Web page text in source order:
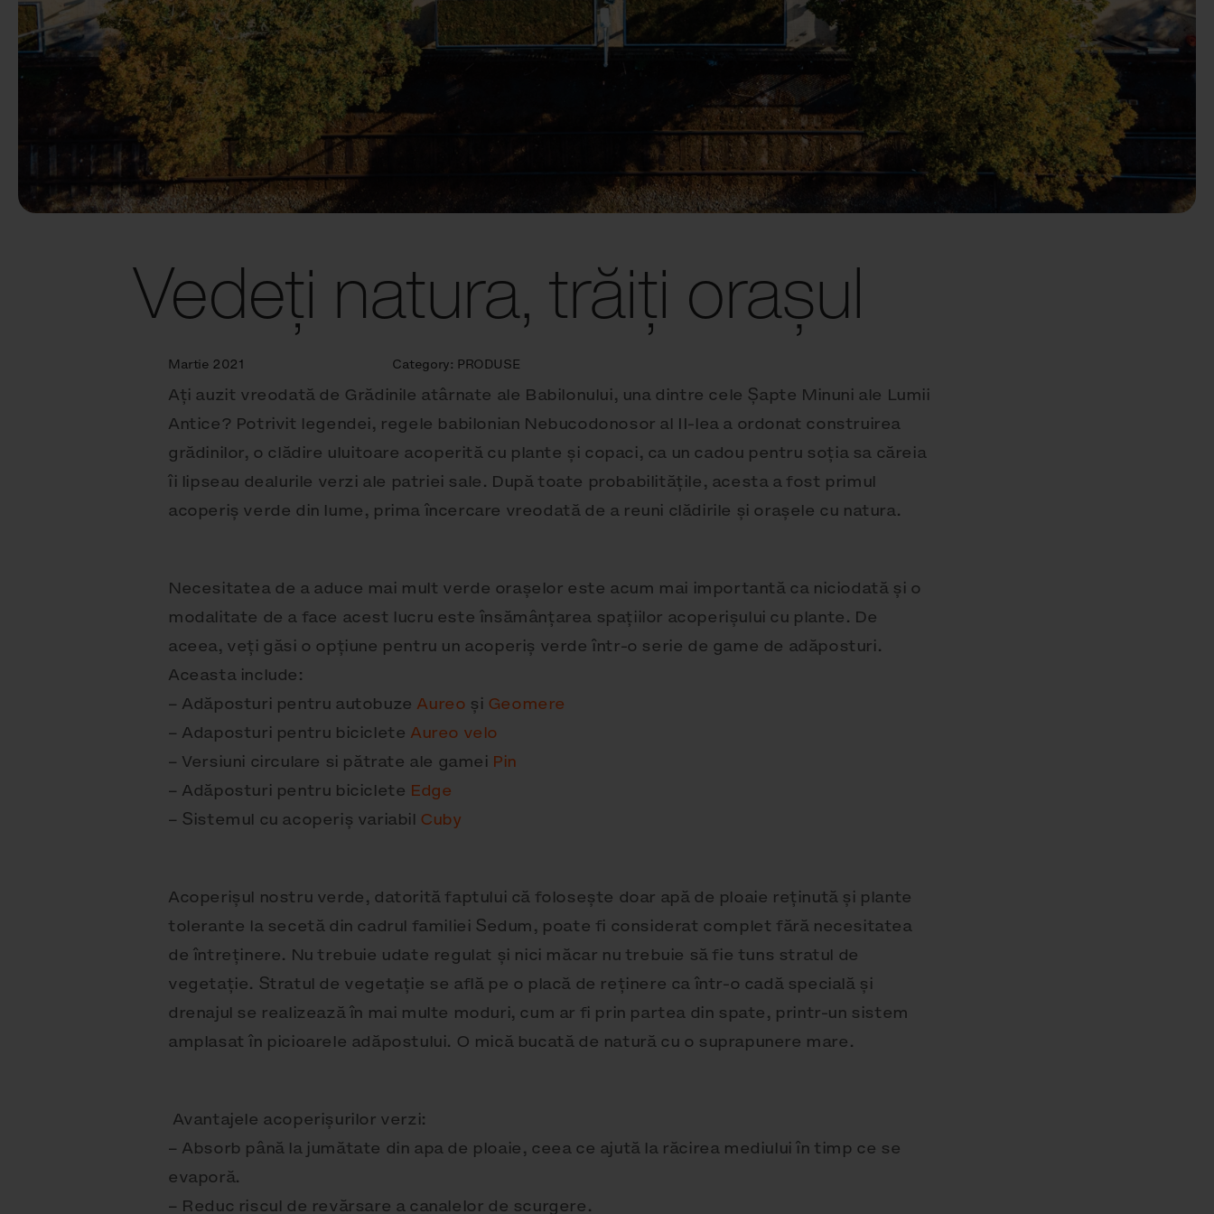
Vedeți natura, trăiți orașul
Martie 2021 Category: PRODUSE
Ați auzit vreodată de Grădinile atârnate ale Babilonului, una dintre cele Șapte Minuni ale Lumii
Antice? Potrivit legendei, regele babilonian Nebucodonosor al II-lea a ordonat construirea
grădinilor, o clădire uluitoare acoperită cu plante și copaci, ca un cadou pentru soția sa căreia
îi lipseau dealurile verzi ale patriei sale. După toate probabilitățile, acesta a fost primul
acoperiș verde din lume, prima încercare vreodată de a reuni clădirile și orașele cu natura.
Necesitatea de a aduce mai mult verde orașelor este acum mai importantă ca niciodată și o
modalitate de a face acest lucru este însămânțarea spațiilor acoperișului cu plante. De
aceea, veți găsi o opțiune pentru un acoperiș verde într-o serie de game de adăposturi.
Aceasta include:
– Adăposturi pentru autobuze Aureo și Geomere
– Adaposturi pentru biciclete Aureo velo
– Versiuni circulare si pătrate ale gamei Pin
– Adăposturi pentru biciclete Edge
– Sistemul cu acoperiș variabil Cuby
Acoperișul nostru verde, datorită faptului că folosește doar apă de ploaie reținută și plante
tolerante la secetă din cadrul familiei Sedum, poate fi considerat complet fără necesitatea
de întreținere. Nu trebuie udate regulat și nici măcar nu trebuie să fie tuns stratul de
vegetație. Stratul de vegetație se află pe o placă de reținere ca într-o cadă specială și
drenajul se realizează în mai multe moduri, cum ar fi prin partea din spate, printr-un sistem
amplasat în picioarele adăpostului. O mică bucată de natură cu o suprapunere mare.
Avantajele acoperișurilor verzi:
– Absorb până la jumătate din apa de ploaie, ceea ce ajută la răcirea mediului în timp ce se
evaporă.
– Reduc riscul de revărsare a canalelor de scurgere.